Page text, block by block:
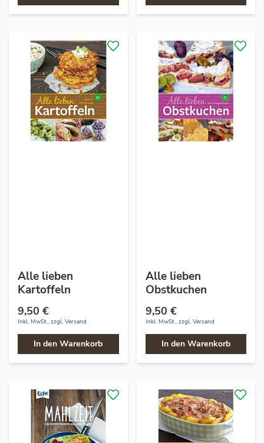
Alle lieben
Kartoffeln
9,50 €
Inkl. MwSt., zzgl. Versand
In den Warenkorb
Alle lieben
Obstkuchen
9,50 €
Inkl. MwSt., zzgl. Versand
In den Warenkorb